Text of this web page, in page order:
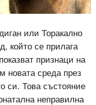
или Торакално
който се прилага
признаци на
новата среда през
си. Това състояние
неправилна